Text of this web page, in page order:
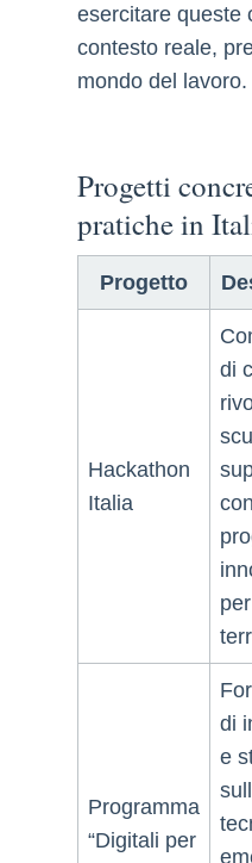
esercitare queste
contesto reale,
mondo del lavoro.
Progetti
pratiche in
Progetto
Hackathon
Italia
di
Programma
“Digitali per
di
e